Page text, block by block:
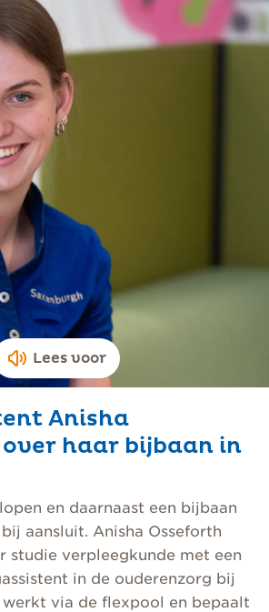
Lees voor
Anisha
haar bijbaan in
en daarnaast een bijbaan
aansluit. Anisha Osseforth
studie verpleegkunde met een
in de ouderenzorg bij
werkt via de flexpool en bepaalt